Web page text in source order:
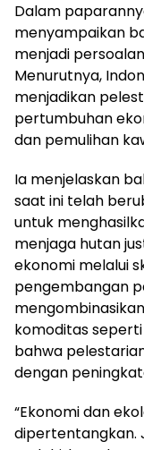
Dalam
menyampaikan
menjadi
Menurutnya,
menjadikan
pertumbuhan
dan pemulihan
Ia menjelaskan
saat ini telah
untuk
menjaga hutan
ekonomi melalui
pengembangan
komoditas
bahwa
dengan
“Ekonomi dan
dipertentangkan.